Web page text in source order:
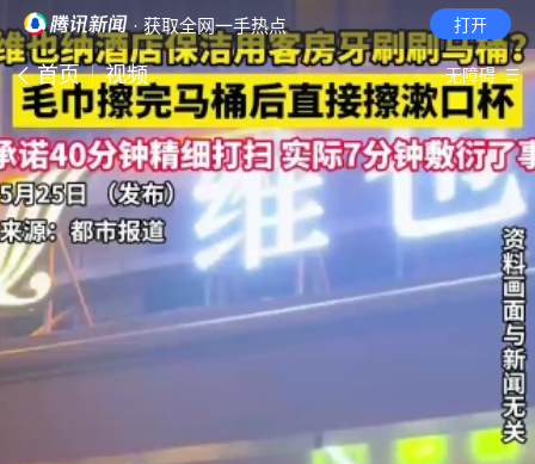
· 获取全网一手热点 打开
首页 视频 无障碍